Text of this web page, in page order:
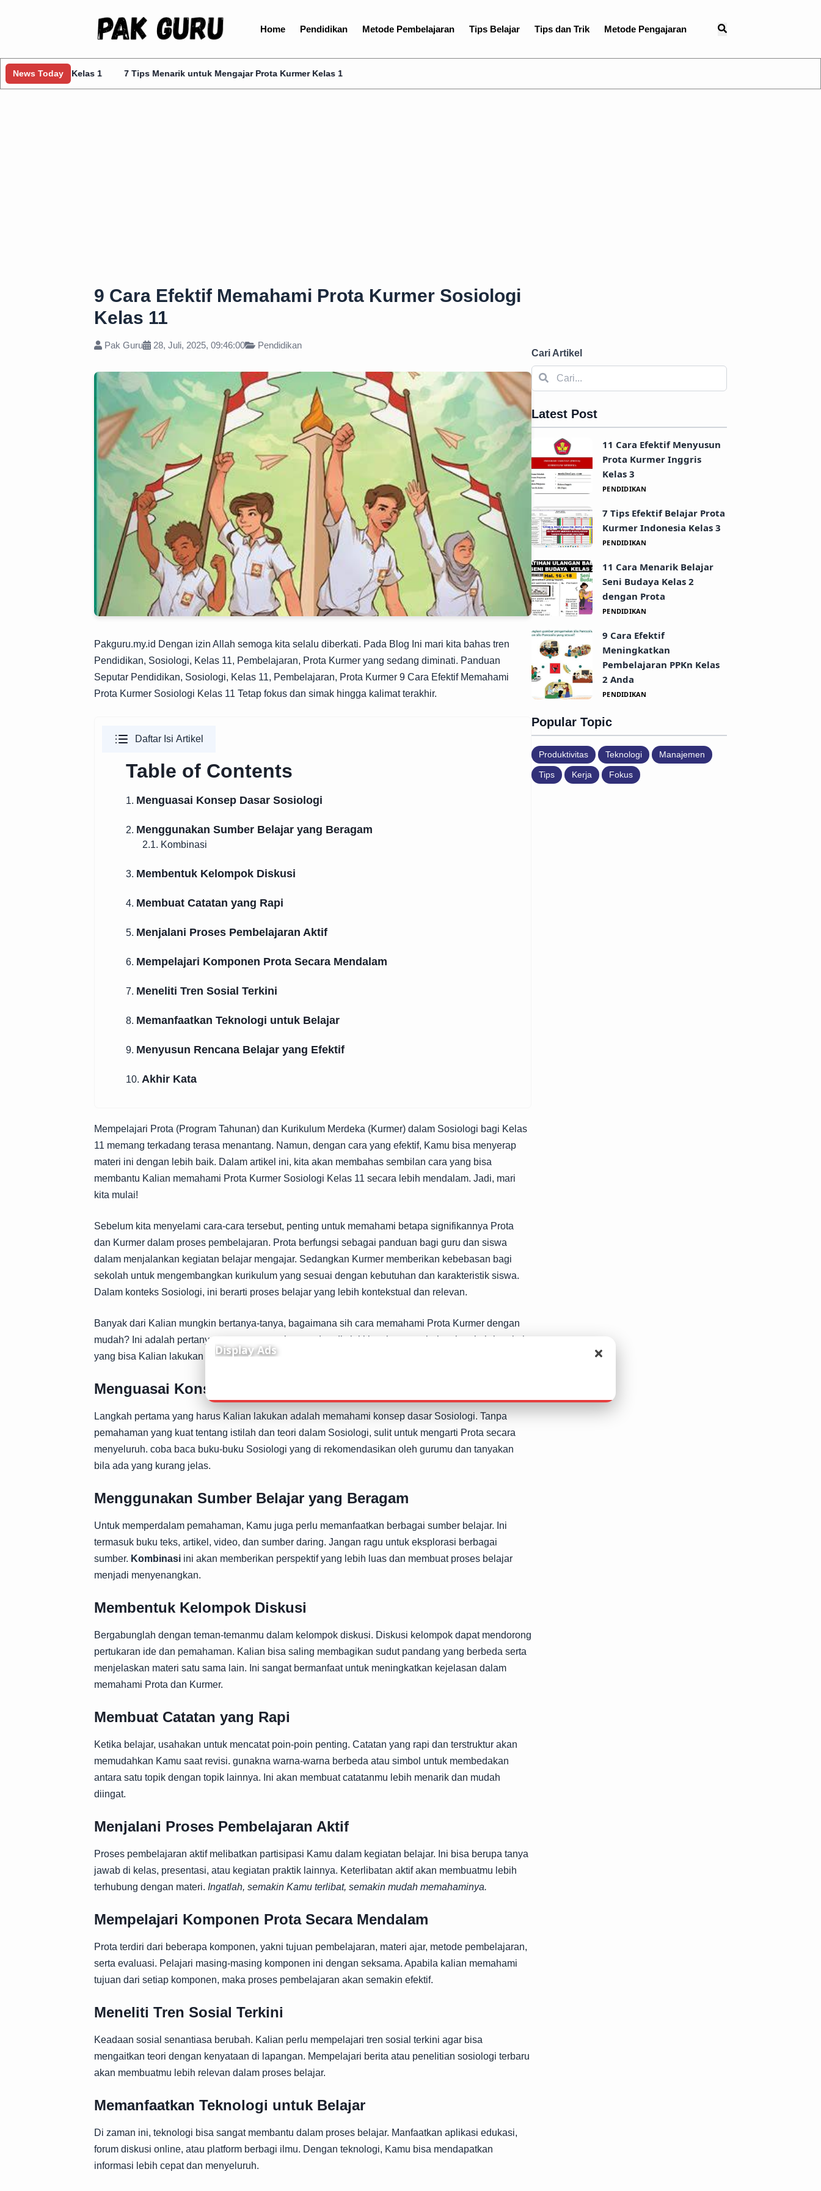
Home Pendidikan Metode Pembelajaran Tips Belajar Tips dan Trik Metode Pengajaran
News Today
Kelas 1 7 Tips Menarik untuk Mengajar Prota Kurmer Kelas 1
9 Cara Efektif Memahami Prota Kurmer Sosiologi
Kelas 11
Pak Guru 28, Juli, 2025, 09:46:00 Pendidikan
Pakguru.my.id Dengan izin Allah semoga kita selalu diberkati. Pada Blog Ini mari kita bahas tren
Pendidikan, Sosiologi, Kelas 11, Pembelajaran, Prota Kurmer yang sedang diminati. Panduan
Seputar Pendidikan, Sosiologi, Kelas 11, Pembelajaran, Prota Kurmer 9 Cara Efektif Memahami
Prota Kurmer Sosiologi Kelas 11 Tetap fokus dan simak hingga kalimat terakhir.
Daftar Isi Artikel
Table of Contents
1. Menguasai Konsep Dasar Sosiologi
2. Menggunakan Sumber Belajar yang Beragam
2.1. Kombinasi
3. Membentuk Kelompok Diskusi
4. Membuat Catatan yang Rapi
5. Menjalani Proses Pembelajaran Aktif
6. Mempelajari Komponen Prota Secara Mendalam
7. Meneliti Tren Sosial Terkini
8. Memanfaatkan Teknologi untuk Belajar
9. Menyusun Rencana Belajar yang Efektif
10. Akhir Kata
Mempelajari Prota (Program Tahunan) dan Kurikulum Merdeka (Kurmer) dalam Sosiologi bagi Kelas
11 memang terkadang terasa menantang. Namun, dengan cara yang efektif, Kamu bisa menyerap
materi ini dengan lebih baik. Dalam artikel ini, kita akan membahas sembilan cara yang bisa
membantu Kalian memahami Prota Kurmer Sosiologi Kelas 11 secara lebih mendalam. Jadi, mari
kita mulai!
Sebelum kita menyelami cara-cara tersebut, penting untuk memahami betapa signifikannya Prota
dan Kurmer dalam proses pembelajaran. Prota berfungsi sebagai panduan bagi guru dan siswa
dalam menjalankan kegiatan belajar mengajar. Sedangkan Kurmer memberikan kebebasan bagi
sekolah untuk mengembangkan kurikulum yang sesuai dengan kebutuhan dan karakteristik siswa.
Dalam konteks Sosiologi, ini berarti proses belajar yang lebih kontekstual dan relevan.
Banyak dari Kalian mungkin bertanya-tanya, bagaimana sih cara memahami Prota Kurmer dengan
mudah? Ini adalah pertanyaan yang sangat bagus, dan di sini kita akan membahas langkah-langkah
yang bisa Kalian lakukan untuk mencapai pemahaman yang lebih baik.
Menguasai Konsep Dasar Sosiologi
Langkah pertama yang harus Kalian lakukan adalah memahami konsep dasar Sosiologi. Tanpa
pemahaman yang kuat tentang istilah dan teori dalam Sosiologi, sulit untuk mengarti Prota secara
menyeluruh. coba baca buku-buku Sosiologi yang di rekomendasikan oleh gurumu dan tanyakan
bila ada yang kurang jelas.
Menggunakan Sumber Belajar yang Beragam
Untuk memperdalam pemahaman, Kamu juga perlu memanfaatkan berbagai sumber belajar. Ini
termasuk buku teks, artikel, video, dan sumber daring. Jangan ragu untuk eksplorasi berbagai
sumber. Kombinasi ini akan memberikan perspektif yang lebih luas dan membuat proses belajar
menjadi menyenangkan.
Membentuk Kelompok Diskusi
Bergabunglah dengan teman-temanmu dalam kelompok diskusi. Diskusi kelompok dapat mendorong
pertukaran ide dan pemahaman. Kalian bisa saling membagikan sudut pandang yang berbeda serta
menjelaskan materi satu sama lain. Ini sangat bermanfaat untuk meningkatkan kejelasan dalam
memahami Prota dan Kurmer.
Membuat Catatan yang Rapi
Ketika belajar, usahakan untuk mencatat poin-poin penting. Catatan yang rapi dan terstruktur akan
memudahkan Kamu saat revisi. gunakna warna-warna berbeda atau simbol untuk membedakan
antara satu topik dengan topik lainnya. Ini akan membuat catatanmu lebih menarik dan mudah
diingat.
Menjalani Proses Pembelajaran Aktif
Proses pembelajaran aktif melibatkan partisipasi Kamu dalam kegiatan belajar. Ini bisa berupa tanya
jawab di kelas, presentasi, atau kegiatan praktik lainnya. Keterlibatan aktif akan membuatmu lebih
terhubung dengan materi. Ingatlah, semakin Kamu terlibat, semakin mudah memahaminya.
Mempelajari Komponen Prota Secara Mendalam
Prota terdiri dari beberapa komponen, yakni tujuan pembelajaran, materi ajar, metode pembelajaran,
serta evaluasi. Pelajari masing-masing komponen ini dengan seksama. Apabila kalian memahami
tujuan dari setiap komponen, maka proses pembelajaran akan semakin efektif.
Meneliti Tren Sosial Terkini
Keadaan sosial senantiasa berubah. Kalian perlu mempelajari tren sosial terkini agar bisa
mengaitkan teori dengan kenyataan di lapangan. Mempelajari berita atau penelitian sosiologi terbaru
akan membuatmu lebih relevan dalam proses belajar.
Memanfaatkan Teknologi untuk Belajar
Di zaman ini, teknologi bisa sangat membantu dalam proses belajar. Manfaatkan aplikasi edukasi,
forum diskusi online, atau platform berbagi ilmu. Dengan teknologi, Kamu bisa mendapatkan
informasi lebih cepat dan menyeluruh.
Cari Artikel
Latest Post
11 Cara Efektif Menyusun
Prota Kurmer Inggris
Kelas 3
PENDIDIKAN
7 Tips Efektif Belajar Prota
Kurmer Indonesia Kelas 3
PENDIDIKAN
11 Cara Menarik Belajar
Seni Budaya Kelas 2
dengan Prota
PENDIDIKAN
9 Cara Efektif
Meningkatkan
Pembelajaran PPKn Kelas
2 Anda
PENDIDIKAN
Popular Topic
Produktivitas Teknologi Manajemen
Tips Kerja Fokus